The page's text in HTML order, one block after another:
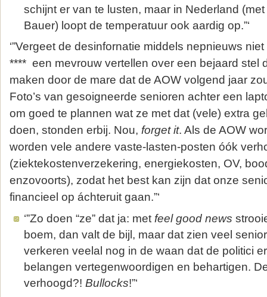
schijnt er van te lusten, maar in Nederland
Bauer) loopt de temperatuur ook aardig op.”‘
‘”Vergeet de desinfornatie middels nepnieuws
**** een mevrouw vertellen over een bejaard stel
maken door de mare dat de AOW volgend jaar
Foto’s van gesoigneerde senioren achter een
om goed te plannen wat ze met dat (vele) extra
doen, stonden erbij. Nou, forget it. Als de AOW
worden vele andere vaste-lasten-posten óók
(ziektekostenverzekering, energiekosten, OV,
enzovoorts), zodat het best kan zijn dat onze
financieel op áchteruit gaan.”‘
‘”Zo doen “ze” dat ja: met feel good news
boem, dan valt de bijl, maar dat zien veel
verkeren veelal nog in de waan dat de politici
belangen vertegenwoordigen en behartigen.
verhoogd?! Bullocks!”‘